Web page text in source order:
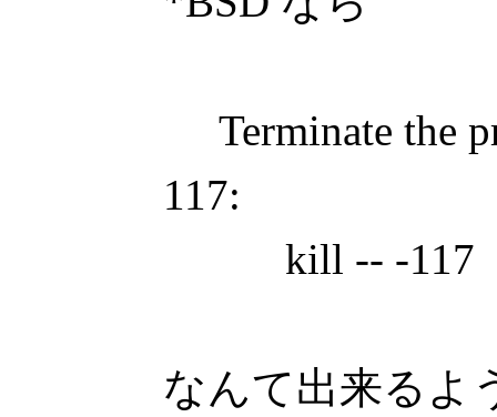
Terminate the
117:
kill -- -117
なんて出来るよ